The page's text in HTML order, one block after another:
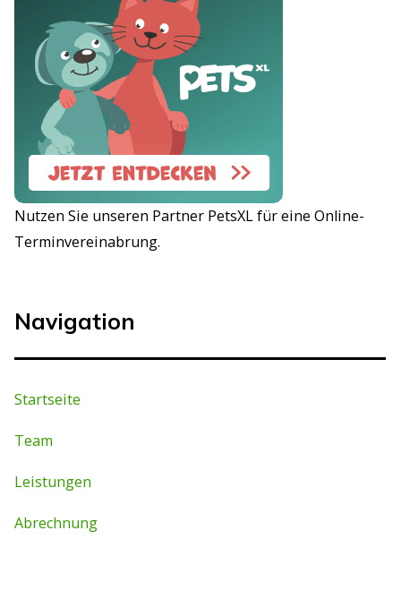
Nutzen Sie unseren Partner PetsXL für eine Online-
Terminvereinabrung.
Navigation
Startseite
Team
Leistungen
Abrechnung